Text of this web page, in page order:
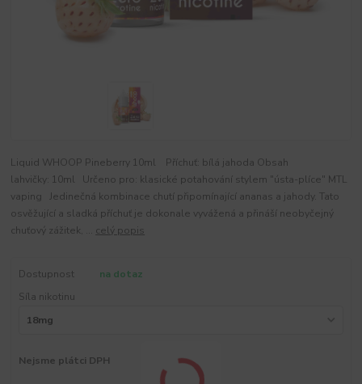
Liquid WHOOP Pineberry 10ml Příchuť: bílá jahoda Obsah
lahvičky: 10ml Určeno pro: klasické potahování stylem "ústa-plíce" MTL
vaping Jedinečná kombinace chutí připomínající ananas a jahody. Tato
osvěžující a sladká příchuť je dokonale vyvážená a přináší neobyčejný
chuťový zážitek, ... celý popis
Dostupnost
na dotaz
Síla nikotinu
Nejsme plátci DPH